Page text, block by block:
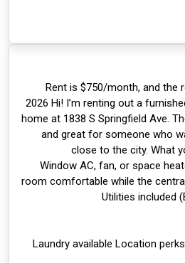
Rent is $750/month, and the
2026 Hi! I’m renting out a
home at 1838 S Springfield Ave.
and great for someone who
close to the city. What
• Window AC, fan, or space
room comfortable while the
• Laundry available Location